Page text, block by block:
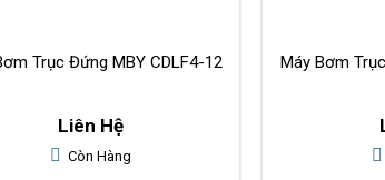
Máy Bơm Trục Đứng MBY CDLF4-12
Liên Hệ
Còn Hàng
Máy Bơm